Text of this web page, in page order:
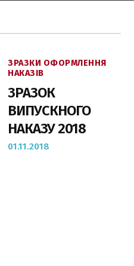
ЗРАЗКИ ОФОРМЛЕННЯ
НАКАЗIВ
ЗРАЗОК
ВИПУСКНОГО
НАКАЗУ 2018
01.11.2018